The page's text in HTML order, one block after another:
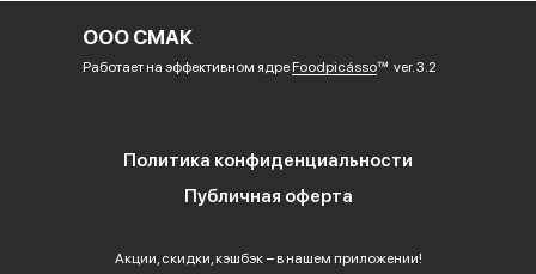
ООО СМАК
Работает на эффективном ядре Foodpicássover. 3.2
Политика конфиденциальности
Публичная оферта
Акции, скидки, кэшбэк − в нашем приложении!